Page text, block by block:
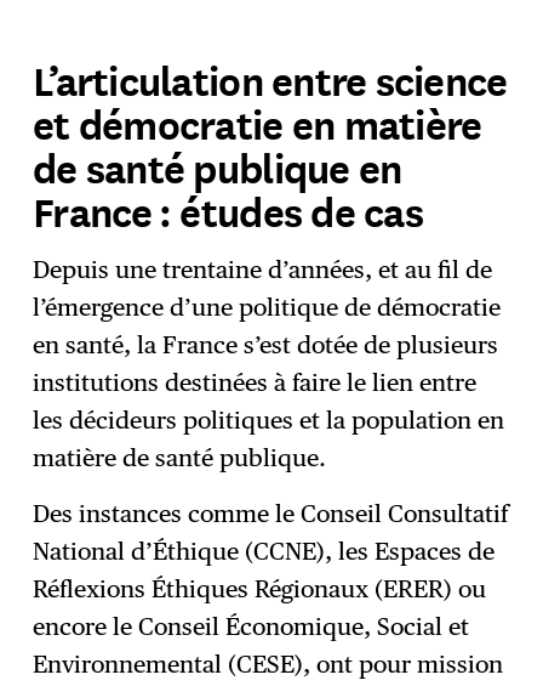
L’articulation entre science
et démocratie en matière
de santé publique en
France : études de cas
Depuis une trentaine d’années, et au fil de
l’émergence d’une politique de démocratie
en santé, la France s’est dotée de plusieurs
institutions destinées à faire le lien entre
les décideurs politiques et la population en
matière de santé publique.
Des instances comme le Conseil Consultatif
National d’Éthique (CCNE), les Espaces de
Réflexions Éthiques Régionaux (ERER) ou
encore le Conseil Économique, Social et
Environnemental (CESE), ont pour mission